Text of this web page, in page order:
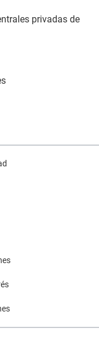
privadas de